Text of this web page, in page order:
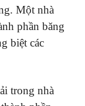
Một nhà
phần băng
biệt các
trong nhà